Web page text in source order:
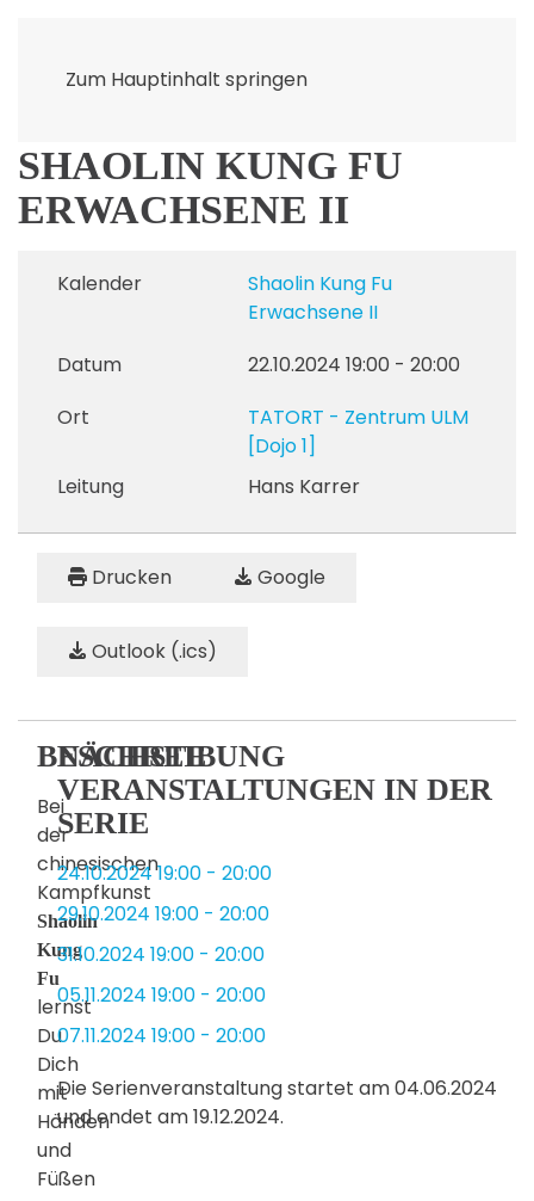
Zum Hauptinhalt springen
SHAOLIN KUNG FU
ERWACHSENE II
Kalender
Shaolin Kung Fu
Erwachsene II
Datum
22.10.2024 19:00 - 20:00
Ort
TATORT - Zentrum ULM
[Dojo 1]
Leitung
Hans Karrer
Drucken Google
Outlook (.ics)
BESCHREIBUNG
Bei
der
chinesischen
Kampfkunst
Shaolin
Kung
Fu
lernst
Du
Dich
mit
Händen
und
Füßen
NÄCHSTE
VERANSTALTUNGEN IN DER
SERIE
24.10.2024 19:00 - 20:00
29.10.2024 19:00 - 20:00
31.10.2024 19:00 - 20:00
05.11.2024 19:00 - 20:00
07.11.2024 19:00 - 20:00
Die Serienveranstaltung startet am 04.06.2024
und endet am 19.12.2024.